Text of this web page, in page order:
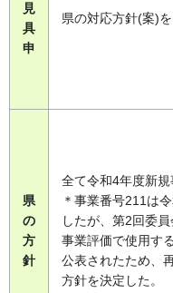
見
具
申
県の対応方針(案)
県
の
方
針
全て令和4年度新規
＊事業番号211は
したが、第2回委
事業評価で使用す
公表されたため、
方針を決定した。